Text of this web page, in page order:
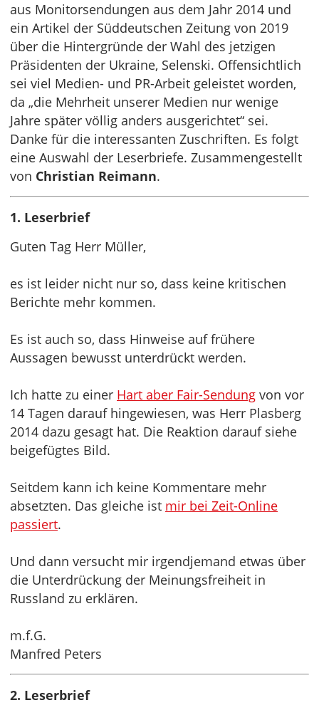
aus Monitorsendungen aus dem Jahr 2014 und
ein Artikel der Süddeutschen Zeitung von 2019
über die Hintergründe der Wahl des jetzigen
Präsidenten der Ukraine, Selenski. Offensichtlich
sei viel Medien- und PR-Arbeit geleistet worden,
da „die Mehrheit unserer Medien nur wenige
Jahre später völlig anders ausgerichtet“ sei.
Danke für die interessanten Zuschriften. Es folgt
eine Auswahl der Leserbriefe. Zusammengestellt
von Christian Reimann.
1. Leserbrief
Guten Tag Herr Müller,
es ist leider nicht nur so, dass keine kritischen
Berichte mehr kommen.
Es ist auch so, dass Hinweise auf frühere
Aussagen bewusst unterdrückt werden.
Ich hatte zu einer Hart aber Fair-Sendung von vor
14 Tagen darauf hingewiesen, was Herr Plasberg
2014 dazu gesagt hat. Die Reaktion darauf siehe
beigefügtes Bild.
Seitdem kann ich keine Kommentare mehr
absetzten. Das gleiche ist mir bei Zeit-Online
passiert.
Und dann versucht mir irgendjemand etwas über
die Unterdrückung der Meinungsfreiheit in
Russland zu erklären.
m.f.G.
Manfred Peters
2. Leserbrief